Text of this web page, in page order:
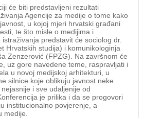
će biti predstavljeni rezultati
Agencije za medije o tome kako
u kojoj mjeri hrvatski građani
te što misle o medijima i
predstavit će sociolog dr.
Hrvatskih studija) i komunikologinja
Zenzerović (FPZG). Na završnom će
uz gore navedene teme, raspravljati i
u novoj medijskoj arhitekturi, u
silnice koje oblikuju javnost neke
i sve udaljenije od
je prilika i da se progovori
institucionalno povjerenje, a
medije.